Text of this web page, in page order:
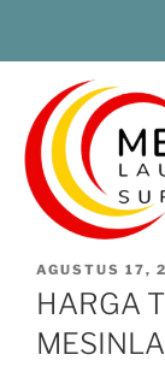
AGUSTUS 17,
HARGA